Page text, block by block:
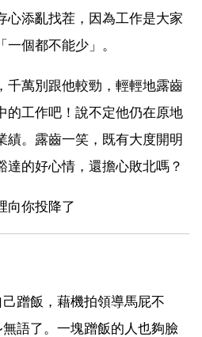
心添亂找茬，因為工作是大家
個都不能少」。
千萬別跟他較勁，輕輕地露齒
的工作吧！說不定他仍在原地
績。露齒一笑，既有大度開明
達的好心情，還擔心敗北嗎？
向你投降了
蹭飯，藉機拍領導馬屁不
語了。一塊蹭飯的人也夠臉